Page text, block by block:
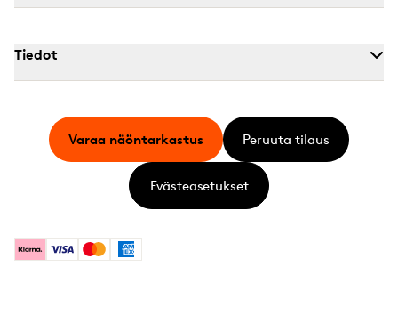
Tiedot
KlarnaVisa MastercardAmerican Express
Varaa näöntarkastus Peruuta tilaus
Evästeasetukset